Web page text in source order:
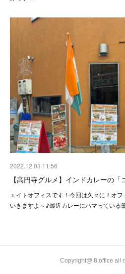
2022.12.03 11:56
【高円寺グルメ】インドカレーの「
エイトオフィスです！今回は久々に！オ
いきますよ～♪最近カレーにハマってい
Copyright@ 8.office all